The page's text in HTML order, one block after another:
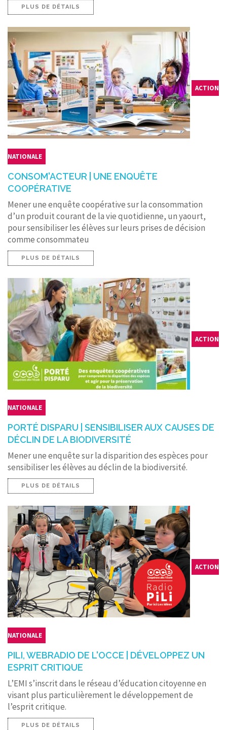
PLUS DE DÉTAILS
ACTION
NATIONALE
CONSOM'ACTEUR | UNE ENQUÊTE
COOPÉRATIVE
Mener une enquête coopérative sur la consommation
d’un produit courant de la vie quotidienne, un yaourt,
pour sensibiliser les élèves sur leurs prises de décision
comme consommateu
PLUS DE DÉTAILS
ACTION
NATIONALE
PORTÉ DISPARU | SENSIBILISER AUX CAUSES DE
DÉCLIN DE LA BIODIVERSITÉ
Mener une enquête sur la disparition des espèces pour
sensibiliser les élèves au déclin de la biodiversité.
PLUS DE DÉTAILS
ACTION
NATIONALE
PILI, WEBRADIO DE L'OCCE | DÉVELOPPEZ UN
ESPRIT CRITIQUE
L’EMI s’inscrit dans le réseau d’éducation citoyenne en
visant plus particulièrement le développement de
l’esprit critique.
PLUS DE DÉTAILS